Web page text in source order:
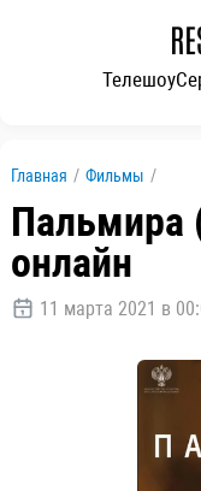
Телешоу
Главная / Фильмы /
Пальмира
онлайн
11 марта 2021 в